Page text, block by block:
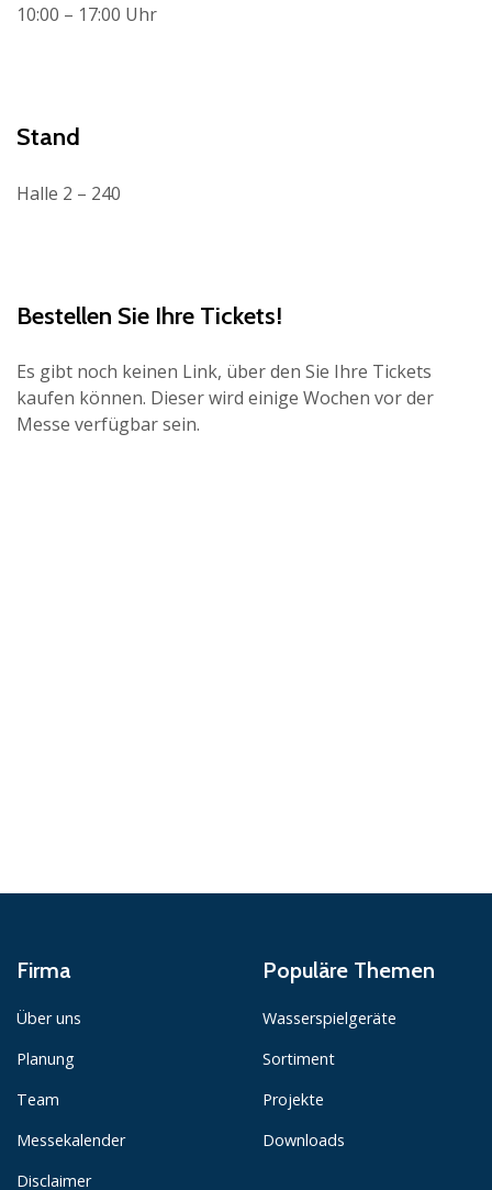
10:00 – 17:00 Uhr
Stand
Halle 2 – 240
Bestellen Sie Ihre Tickets!
Es gibt noch keinen Link, über den Sie Ihre Tickets
kaufen können. Dieser wird einige Wochen vor der
Messe verfügbar sein.
Firma
Über uns
Planung
Team
Messekalender
Disclaimer
Populäre Themen
Wasserspielgeräte
Sortiment
Projekte
Downloads